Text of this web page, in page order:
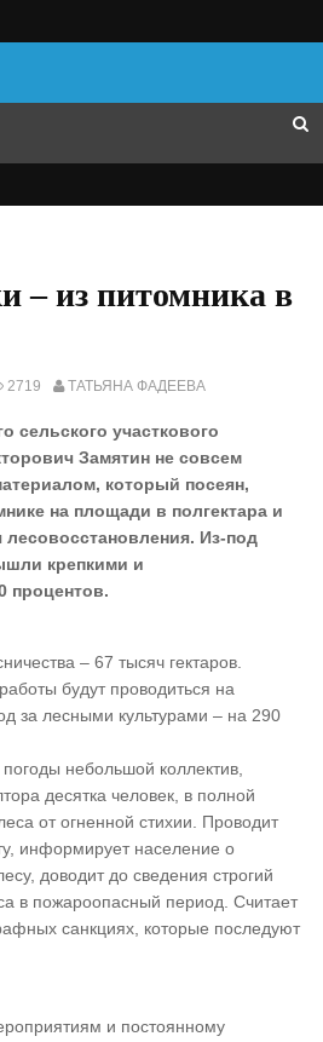
– из питомника в
2719 ТАТЬЯНА ФАДЕЕВА
сельского участкового
Замятин не совсем
который посеян,
на площади в полгектара и
Из-под
крепкими и
процентов.
– 67 тысяч гектаров.
будут проводиться на
за лесными культурами – на 290
небольшой коллектив,
десятка человек, в полной
от огненной стихии. Проводит
информирует население о
доводит до сведения строгий
в пожароопасный период. Считает
санкциях, которые последуют
и постоянному